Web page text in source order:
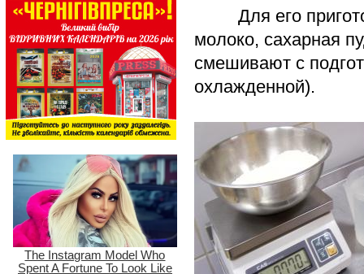
Для его
молоко, сахарная
смешивают с
охлажденной).